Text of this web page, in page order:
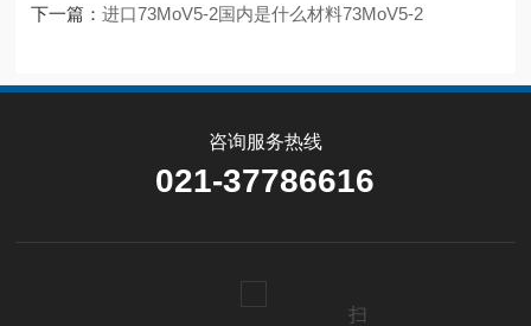
下一篇：进口73MoV5-2国内是什么材料73MoV5-2
咨询服务热线
021-37786616
扫